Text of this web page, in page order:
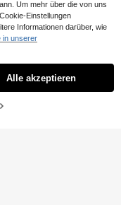
Um mehr über die von uns
Einstellungen
Informationen darüber, wie
in unserer
Alle akzeptieren